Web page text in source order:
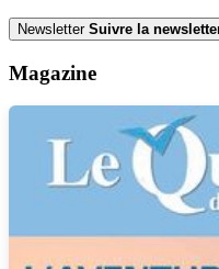
Newsletter Suivre la
Magazine